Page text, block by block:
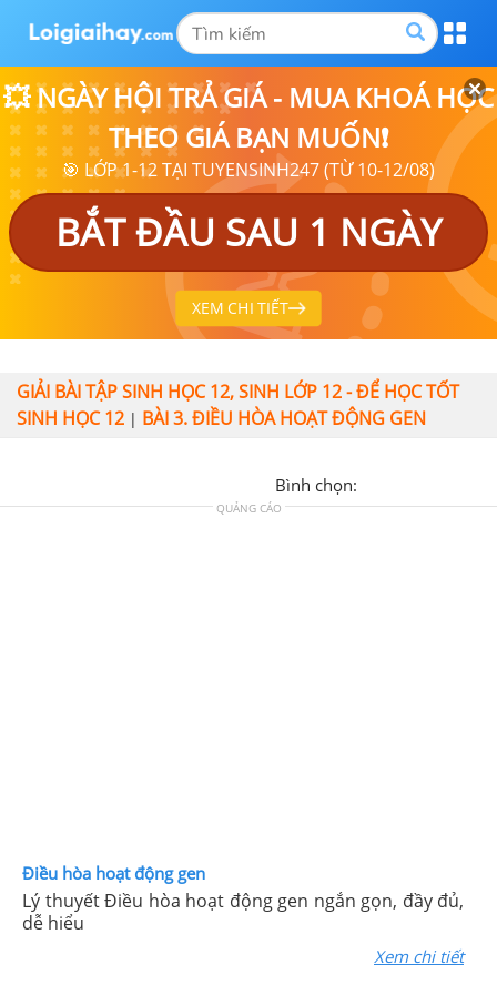
💥 NGÀY HỘI TRẢ GIÁ - MUA KHOÁ HỌC
THEO GIÁ BẠN MUỐN❗
🎯 LỚP 1-12 TẠI TUYENSINH247 (TỪ 10-12/08)
BẮT ĐẦU SAU 1 NGÀY
XEM CHI TIẾT
GIẢI BÀI TẬP SINH HỌC 12, SINH LỚP 12 - ĐỂ HỌC TỐT
SINH HỌC 12 | BÀI 3. ĐIỀU HÒA HOẠT ĐỘNG GEN
Bình chọn:
QUẢNG CÁO
Điều hòa hoạt động gen
Lý thuyết Điều hòa hoạt động gen ngắn gọn, đầy đủ,
dễ hiểu
Xem chi tiết